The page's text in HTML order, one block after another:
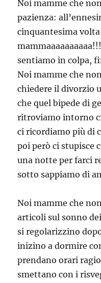
Noi mamme che
pazienza:
cinquantesima
sentiamo in colpa,
Noi mamme che
chiedere il divorzio
che quel bipede di
ritroviamo intorno
ci ricordiamo più di
poi però ci stupisce
una notte per farci
sotto sappiamo di
Noi mamme che
articoli sul sonno
si regolarizzino
inizino a dormire
prendano orari
smettano con i